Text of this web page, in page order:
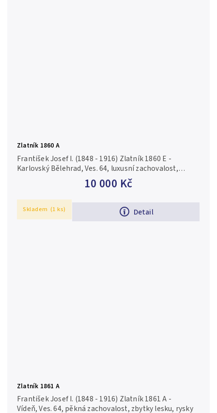
Zlatník 1860 A
10 000 Kč
Detail
František Josef I. (1848 - 1916) Zlatník 1860 E -
Karlovský Bělehrad, Ves. 64, luxusní zachovalost,
ražební lesk, duhová patina, nep. rysky a drobné
Skladem (1 ks)
Zlatník 1861 A
František Josef I. (1848 - 1916) Zlatník 1861 A -
Vídeň, Ves. 64, pěkná zachovalost, zbytky lesku, rysky